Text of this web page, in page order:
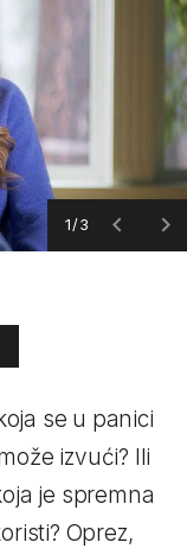
1/3
se u panici
izvući? Ili
je spremna
Oprez,